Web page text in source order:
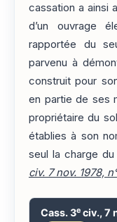
cassation a ainsi
d’un ouvrage
rapportée du
parvenu à
construit pour
en partie de ses
propriétaire du
établies à son
seul la charge
civ. 7 nov. 1978,
Cass. 3e civ., 7